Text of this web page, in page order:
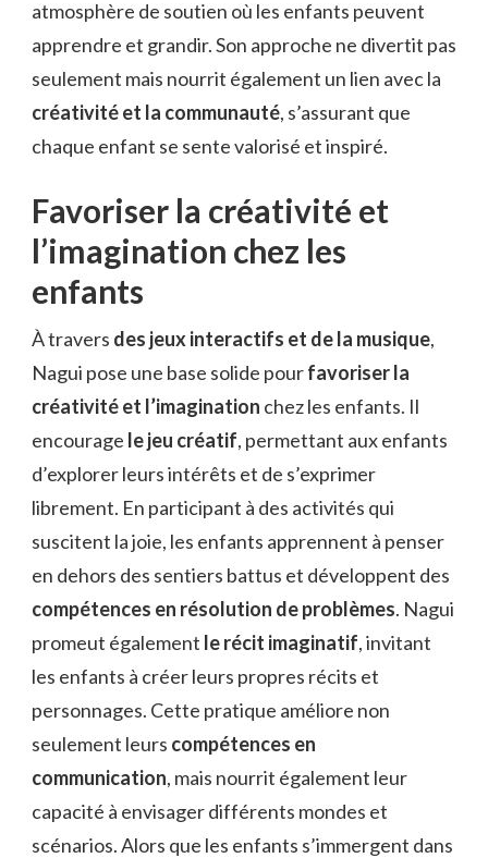
atmosphère de soutien où les enfants peuvent
apprendre et grandir. Son approche ne divertit pas
seulement mais nourrit également un lien avec la
créativité et la communauté, s’assurant que
chaque enfant se sente valorisé et inspiré.
Favoriser la créativité et
l’imagination chez les
enfants
À travers des jeux interactifs et de la musique,
Nagui pose une base solide pourfavoriser la
créativité et l’imagination chez les enfants. Il
encourage le jeu créatif, permettant aux enfants
d’explorer leurs intérêts et de s’exprimer
librement. En participant à des activités qui
suscitent la joie, les enfants apprennent à penser
en dehors des sentiers battus et développent des
compétences en résolution de problèmes. Nagui
promeut également le récit imaginatif, invitant
les enfants à créer leurs propres récits et
personnages. Cette pratique améliore non
seulement leurs compétences en
communication, mais nourrit également leur
capacité à envisager différents mondes et
scénarios. Alors que les enfants s’immergent dans